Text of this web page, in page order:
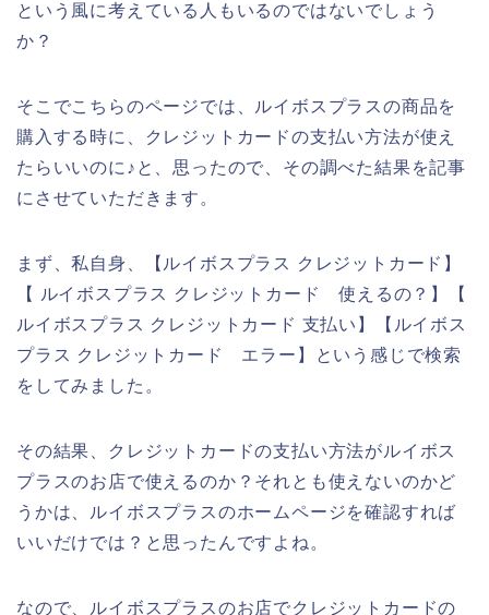
という風に考えている人もいるのではないでしょう
か？
そこでこちらのページでは、ルイボスプラスの商品を
購入する時に、クレジットカードの支払い方法が使え
たらいいのに♪と、思ったので、その調べた結果を記事
にさせていただきます。
まず、私自身、【ルイボスプラス クレジットカード】
【 ルイボスプラス クレジットカード 使えるの？】【
ルイボスプラス クレジットカード 支払い】【ルイボス
プラス クレジットカード エラー】という感じで検索
をしてみました。
その結果、クレジットカードの支払い方法がルイボス
プラスのお店で使えるのか？それとも使えないのかど
うかは、ルイボスプラスのホームページを確認すれば
いいだけでは？と思ったんですよね。
なので、ルイボスプラスのお店でクレジットカードの